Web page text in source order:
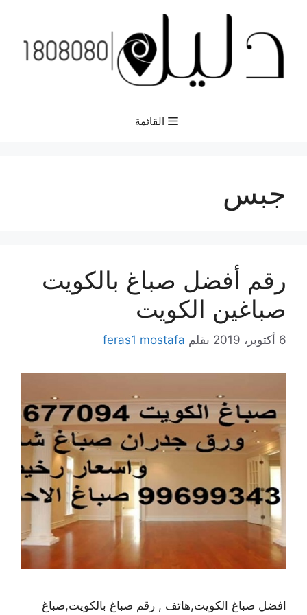
المحتوى
القائمة
جبس
رقم أفضل صباغ بالكويت
صباغين الكويت
6 أكتوبر، 2019 بقلم feras1 mostafa
افضل صباغ الكويت,هاتف , رقم صباغ بالكويت,صباغ